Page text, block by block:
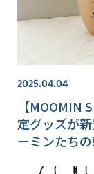
2025.04.04
【MOOMIN
定グッズが
ーミンたち